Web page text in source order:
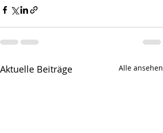
Aktuelle Beiträge Alle ansehen